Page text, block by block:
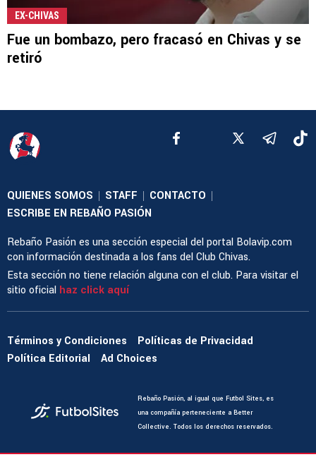
EX-CHIVAS
Fue un bombazo, pero fracasó en Chivas y se
retiró
QUIENES SOMOS | STAFF | CONTACTO |
ESCRIBE EN REBAÑO PASIÓN
Rebaño Pasión es una sección especial del portal Bolavip.com
con información destinada a los fans del Club Chivas.
Esta sección no tiene relación alguna con el club. Para visitar el
sitio oficial haz click aquí
Términos y Condiciones
Políticas de Privacidad
Política Editorial
Ad Choices
Rebaño Pasión, al igual que Futbol Sites, es
una compañía perteneciente a Better
Collective. Todos los derechos reservados.